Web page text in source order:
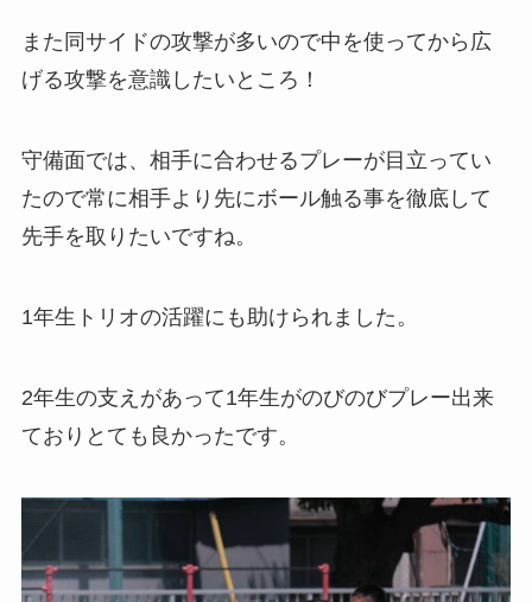
また同サイドの攻撃が多いので中を使ってから広
げる攻撃を意識したいところ！
守備面では、相手に合わせるプレーが目立ってい
たので常に相手より先にボール触る事を徹底して
先手を取りたいですね。
1年生トリオの活躍にも助けられました。
2年生の支えがあって1年生がのびのびプレー出来
ておりとても良かったです。